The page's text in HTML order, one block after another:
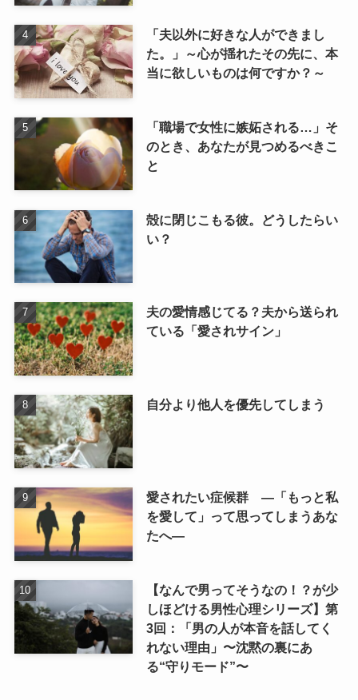
「夫以外に好きな人ができまし
た。」～心が揺れたその先に、本
当に欲しいものは何ですか？～
「職場で女性に嫉妬される…」そ
のとき、あなたが見つめるべきこ
と
殻に閉じこもる彼。どうしたらい
い？
夫の愛情感じてる？夫から送られ
ている「愛されサイン」
自分より他人を優先してしまう
愛されたい症候群 ―「もっと私
を愛して」って思ってしまうあな
たへ―
【なんで男ってそうなの！？が少
しほどける男性心理シリーズ】第
3回：「男の人が本音を話してく
れない理由」〜沈黙の裏にあ
る“守りモード”〜